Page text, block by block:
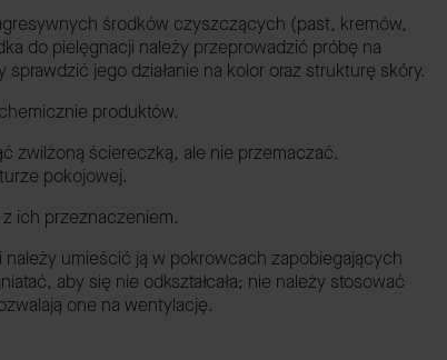
środków czyszczących (past, kremów,
do pielęgnacji należy przeprowadzić próbę na
jego działanie na kolor oraz strukturę skóry.
produktów.
zwilżoną ściereczką, ale nie przemaczać.
pokojowej.
ich przeznaczeniem.
umieścić ją w pokrowcach zapobiegających
aby się nie odkształcała; nie należy stosować
one na wentylację.